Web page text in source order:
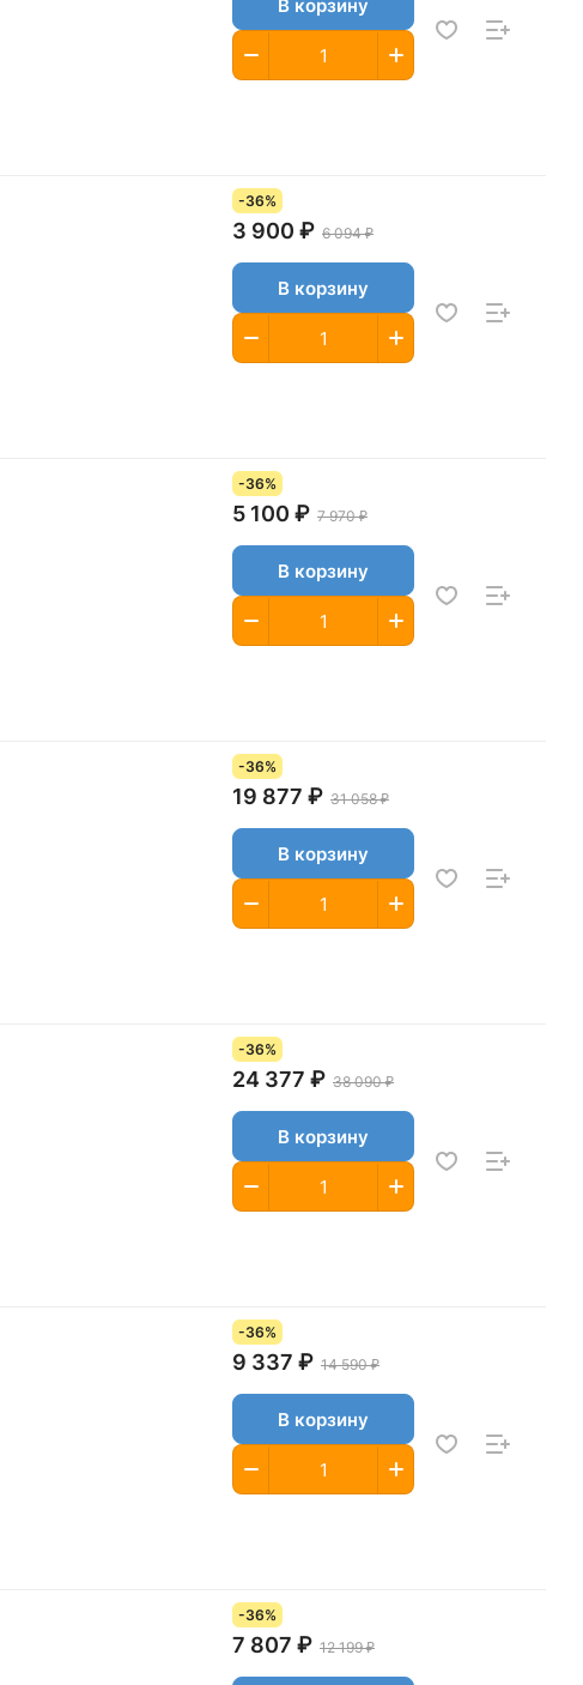
В корзину
-36%
3 900 ₽ 6 094 ₽
В корзину
-36%
5 100 ₽ 7 970 ₽
В корзину
-36%
19 877 ₽ 31 058 ₽
В корзину
-36%
24 377 ₽ 38 090 ₽
В корзину
-36%
9 337 ₽ 14 590 ₽
В корзину
-36%
7 807 ₽ 12 199 ₽